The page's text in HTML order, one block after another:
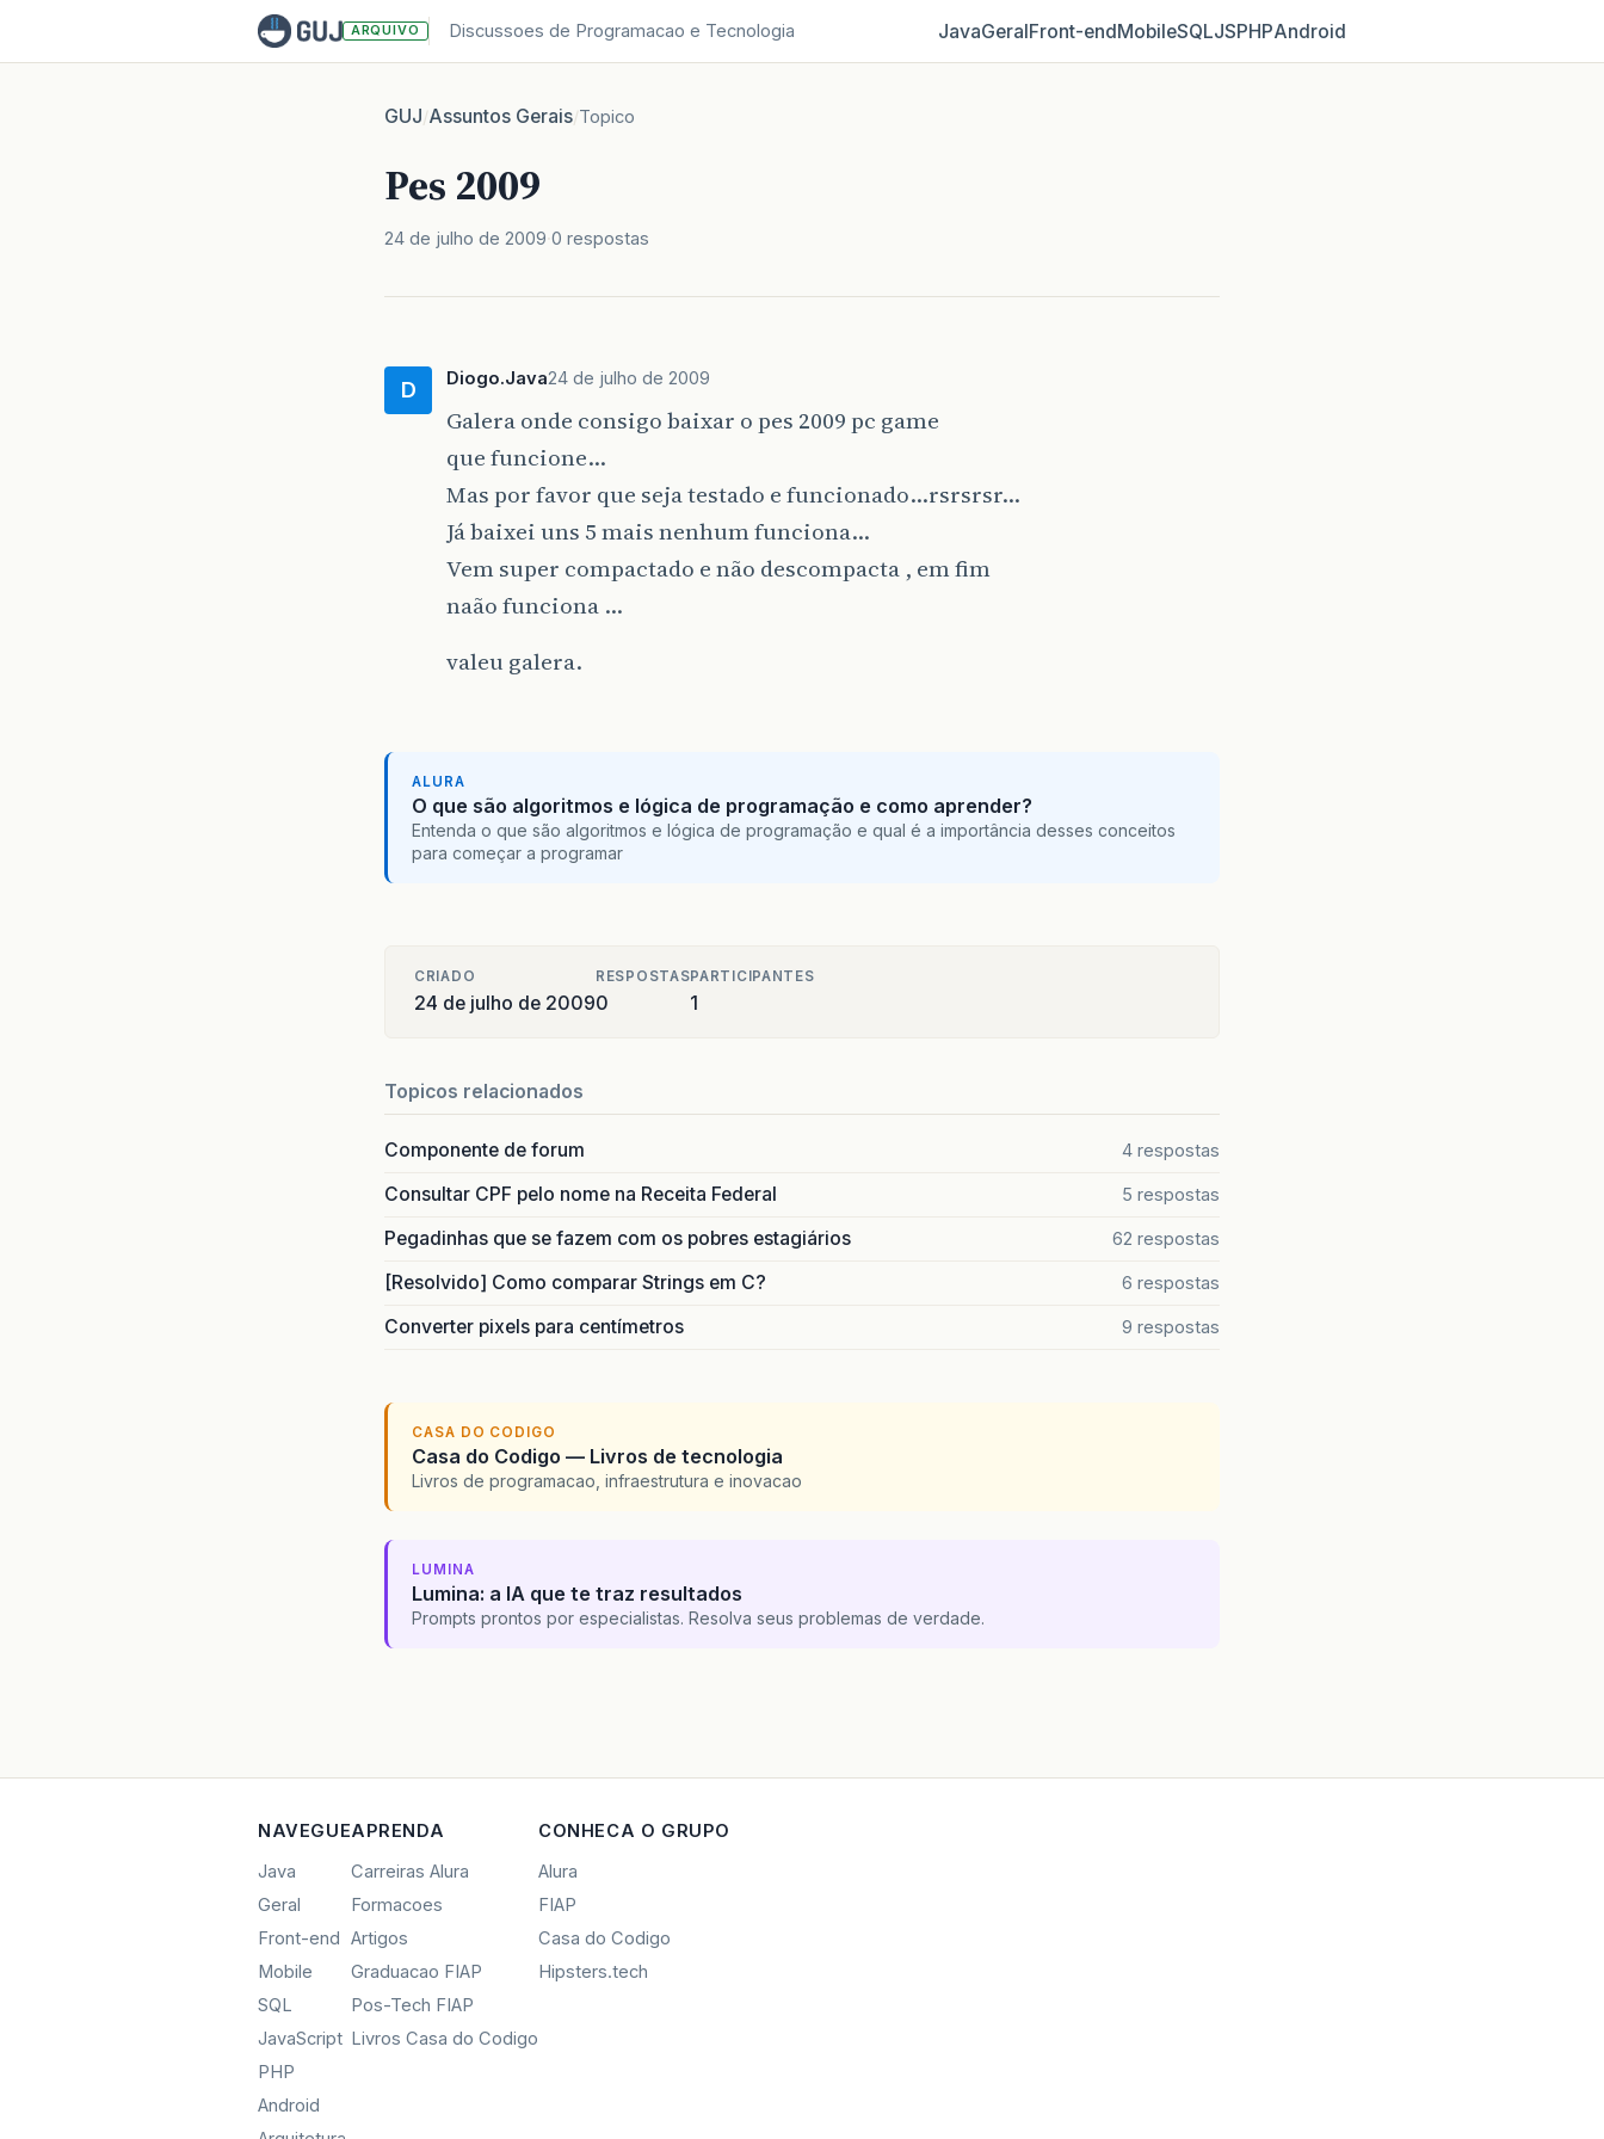
ARQUIVO Discussoes de Programacao e Tecnologia JavaGeralFront‑endMobileSQLJSPHPAndroid
GUJ/Assuntos Gerais/Topico
Pes 2009
24 de julho de 2009 0 respostas
D Diogo.Java24 de julho de 2009
Galera onde consigo baixar o pes 2009 pc game
que funcione…
Mas por favor que seja testado e funcionado…rsrsrsr…
Já baixei uns 5 mais nenhum funciona…
Vem super compactado e não descompacta , em fim
naão funciona …
valeu galera.
ALURA
O que são algoritmos e lógica de programação e como aprender?
Entenda o que são algoritmos e lógica de programação e qual é a importância desses conceitos
para começar a programar
CRIADO
24 de julho de 2009
RESPOSTAS
0
PARTICIPANTES
1
Topicos relacionados
Componente de forum 4 respostas
Consultar CPF pelo nome na Receita Federal 5 respostas
Pegadinhas que se fazem com os pobres estagiários 62 respostas
[Resolvido] Como comparar Strings em C? 6 respostas
Converter pixels para centímetros 9 respostas
CASA DO CODIGO
Casa do Codigo — Livros de tecnologia
Livros de programacao, infraestrutura e inovacao
LUMINA
Lumina: a IA que te traz resultados
Prompts prontos por especialistas. Resolva seus problemas de verdade.
NAVEGUE
Java
Geral
Front-end
Mobile
SQL
JavaScript
PHP
Android
APRENDA
Carreiras Alura
Formacoes
Artigos
Graduacao FIAP
Pos-Tech FIAP
Livros Casa do Codigo
CONHECA O GRUPO
Alura
FIAP
Casa do Codigo
Hipsters.tech